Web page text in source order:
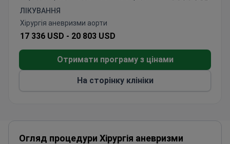
стажування в провідних інститутах Європи.
ЛІКУВАННЯ
Хірургія аневризми аорти
17 336 USD - 20 803 USD
Отримати програму з цінами
На сторінку клініки
Огляд процедури Хірургія аневризми